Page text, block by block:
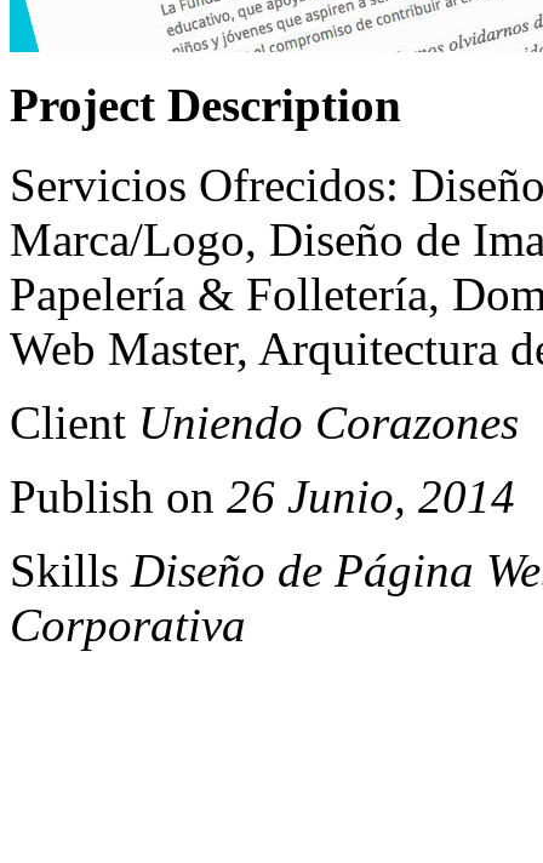
Project Description
Servicios Ofrecidos:
Marca/Logo, Diseño de
Papelería & Folletería,
Web Master, Arquitectura
Client Uniendo Corazones
Publish on 26 Junio, 2014
Skills Diseño de Página
Corporativa